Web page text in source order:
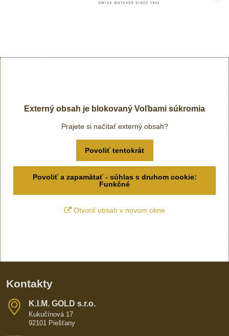
Externý obsah je blokovaný Voľbami súkromia
Prajete si načítať externý obsah?
Povoliť tentokrát
Povoliť a zapamätať - súhlas s druhom cookie:
Funkčné
Otvoriť obsah v novom okne
Kontakty
K​​.I​​.M​​. GOLD s​​.r​​.o​​.
Kukučínová 17
92101 Piešťany